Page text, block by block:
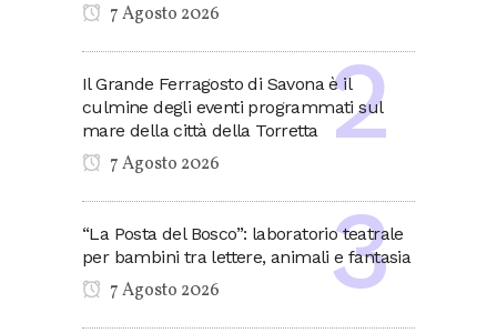
7 Agosto 2026
Il Grande Ferragosto di Savona è il
culmine degli eventi programmati sul
mare della città della Torretta
7 Agosto 2026
“La Posta del Bosco”: laboratorio teatrale
per bambini tra lettere, animali e fantasia
7 Agosto 2026